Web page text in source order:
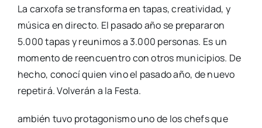
La car­xo­fa se trans­for­ma en tapas, crea­ti­vi­dad, y
músi­ca en direc­to. El pasa­do año se pre­pa­ra­ron
5.000 tapas y reuni­mos a 3.000 per­so­nas. Es un
momen­to de reen­cuen­tro con otros muni­ci­pios. De
hecho, cono­cí quien vino el pasa­do año, de nue­vo
repe­ti­rá. Vol­ve­rán a la Fes­ta.
ambién tuvo pro­ta­go­nis­mo uno de los chefs que